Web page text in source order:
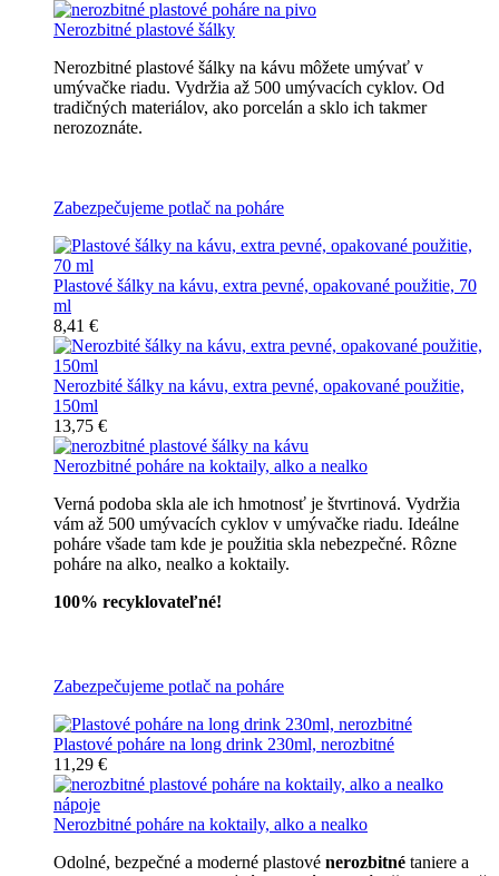
Nerozbitné plastové šálky
Nerozbitné plastové šálky na kávu môžete umývať v
umývačke riadu. Vydržia až 500 umývacích cyklov. Od
tradičných materiálov, ako porcelán a sklo ich takmer
nerozoznáte.
Zabezpečujeme potlač na poháre
Plastové šálky na kávu, extra pevné, opakované použitie, 70
ml
8,41 €
Nerozbité šálky na kávu, extra pevné, opakované použitie,
150ml
13,75 €
Nerozbitné poháre na koktaily, alko a nealko
Verná podoba skla ale ich hmotnosť je štvrtinová. Vydržia
vám až 500 umývacích cyklov v umývačke riadu. Ideálne
poháre všade tam kde je použitia skla nebezpečné. Rôzne
poháre na alko, nealko a koktaily.
100% recyklovateľné!
Zabezpečujeme potlač na poháre
Plastové poháre na long drink 230ml, nerozbitné
11,29 €
Nerozbitné poháre na koktaily, alko a nealko
Odolné, bezpečné a moderné plastové nerozbitné taniere a